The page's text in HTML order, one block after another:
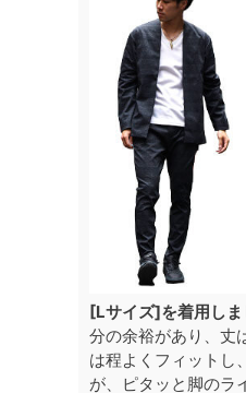
[Lサイズ]を着用しま
分の余裕があり、丈
は程よくフィットし
が、ピタッと脚のラ